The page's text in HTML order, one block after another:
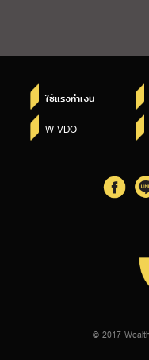
ใช้แรงทำเงิน
W VDO
© 2017